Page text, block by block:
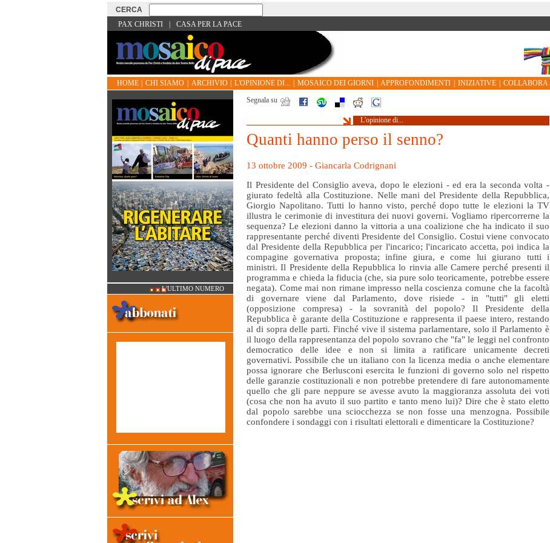
PAX CHRISTI CASA PER LA PACE
HOME CHI SIAMO ARCHIVIO L'OPINIONE DI... MOSAICO DEI GIORNI APPROFONDIMENTI INIZIATIVE
COLLABORA
Segnala su
L'opinione di...
Quanti hanno perso il senno?
13 ottobre 2009 - Giancarla Codrignani
Il Presidente del Consiglio aveva, dopo le elezioni - ed era la seconda volta -
giurato fedeltà alla Costituzione. Nelle mani del Presidente della Repubblica,
Giorgio Napolitano. Tutti lo hanno visto, perché dopo tutte le elezioni la TV
illustra le cerimonie di investitura dei nuovi governi. Vogliamo ripercorrerne la
sequenza? Le elezioni danno la vittoria a una coalizione che ha indicato il suo
rappresentante perché diventi Presidente del Consiglio. Costui viene convocato
dal Presidente della Repubblica per l'incarico; l'incaricato accetta, poi indica la
compagine governativa proposta; infine giura, e come lui giurano tutti i
ministri. Il Presidente della Repubblica lo rinvia alle Camere perché presenti il
programma e chieda la fiducia (che, sia pure solo teoricamente, potrebbe essere
negata). Come mai non rimane impresso nella coscienza comune che la facoltà
di governare viene dal Parlamento, dove risiede - in "tutti" gli eletti
(opposizione compresa) - la sovranità del popolo? Il Presidente della
Repubblica è garante della Costituzione e rappresenta il paese intero, restando
al di sopra delle parti. Finché vive il sistema parlamentare, solo il Parlamento è
il luogo della rappresentanza del popolo sovrano che "fa" le leggi nel confronto
democratico delle idee e non si limita a ratificare unicamente decreti
governativi. Possibile che un italiano con la licenza media o anche elementare
possa ignorare che Berlusconi esercita le funzioni di governo solo nel rispetto
delle garanzie costituzionali e non potrebbe pretendere di fare autonomamente
quello che gli pare neppure se avesse avuto la maggioranza assoluta dei voti
(cosa che non ha avuto il suo partito e tanto meno lui)? Dire che è stato eletto
dal popolo sarebbe una sciocchezza se non fosse una menzogna. Possibile
confondere i sondaggi con i risultati elettorali e dimenticare la Costituzione?
L'ULTIMO NUMERO